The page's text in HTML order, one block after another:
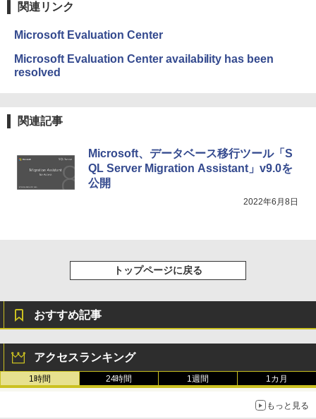
出す プロンプトの言葉 AI画像生成シリー
￥1,600
New Amazon Kindle Scribe Colorsoft |
XTEINK X3 電子書籍リーダー 3.7インチ
関連リンク
Microsoft Evaluation Center
Microsoft Evaluation Center availability has been
resolved
関連記事
Microsoft、データベース移行ツール「S
QL Server Migration Assistant」v9.0を
公開
2022年6月8日
トップページに戻る
おすすめ記事
アクセスランキング
1時間 24時間 1週間 1カ月
もっと見る